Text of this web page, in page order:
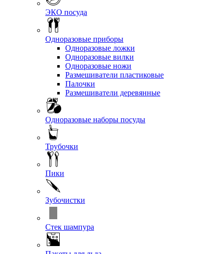
ЭКО посуда
Одноразовые приборы
Одноразовые ложки
Одноразовые вилки
Одноразовые ножи
Размешиватели пластиковые
Палочки
Размешиватели деревянные
Одноразовые наборы посуды
Трубочки
Пики
Зубочистки
Стек шампура